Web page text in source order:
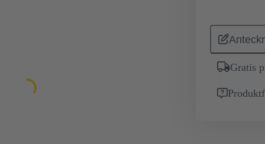
Gratis